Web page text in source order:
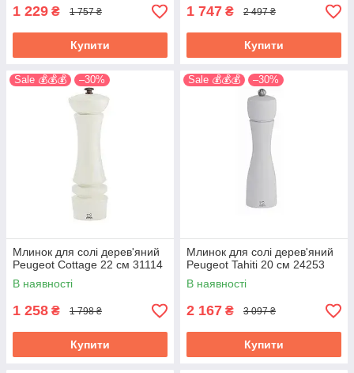
1 229 ₴ 1 757 ₴
Купити
1 747 ₴ 2 497 ₴
Купити
Sale 💰💰💰 –30%
Млинок для солі дерев'яний
Peugeot Cottage 22 см 31114
В наявності
1 258 ₴ 1 798 ₴
Купити
Sale 💰💰💰 –30%
Млинок для солі дерев'яний
Peugeot Tahiti 20 см 24253
В наявності
2 167 ₴ 3 097 ₴
Купити